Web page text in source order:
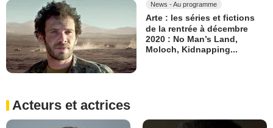
News - Au programme
Arte : les séries et fictions
de la rentrée à décembre
2020 : No Man’s Land,
Moloch, Kidnapping...
Acteurs et actrices